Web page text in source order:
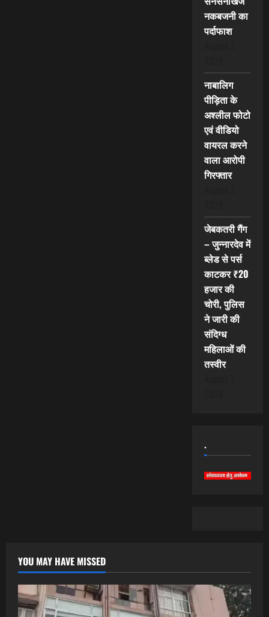
नकबजनी का
पर्दाफाश
नाबालिग
पीड़िता के
अश्लील फोटो
एवं वीडियो
वायरल करने
वाला आरोपी
गिरफ्तार
जेबकतरी गैंग
– जुन्नारदेव में
ब्लेड से पर्स
काटकर ₹20
हजार की
चोरी, पुलिस
ने जारी की
संदिग्ध
महिलाओं की
तस्वीर
.
YOU MAY HAVE MISSED